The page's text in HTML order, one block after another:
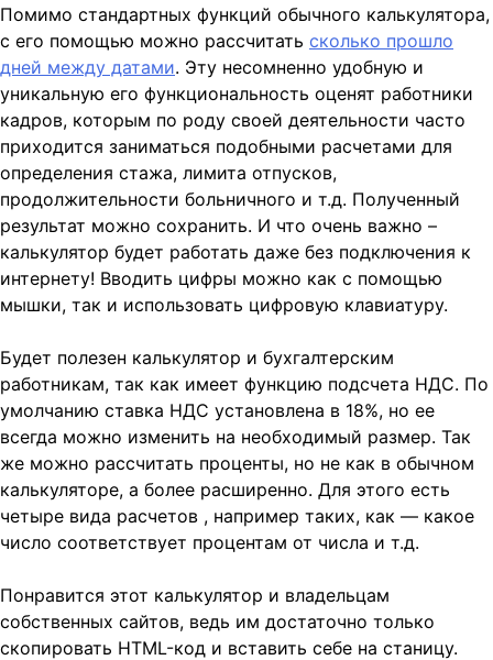
Помимо стандартных функций обычного калькулятора,
с его помощью можно рассчитать сколько прошло
дней между датами. Эту несомненно удобную и
уникальную его функциональность оценят работники
кадров, которым по роду своей деятельности часто
приходится заниматься подобными расчетами для
определения стажа, лимита отпусков,
продолжительности больничного и т.д. Полученный
результат можно сохранить. И что очень важно –
калькулятор будет работать даже без подключения к
интернету! Вводить цифры можно как с помощью
мышки, так и использовать цифровую клавиатуру.
Будет полезен калькулятор и бухгалтерским
работникам, так как имеет функцию подсчета НДС. По
умолчанию ставка НДС установлена в 18%, но ее
всегда можно изменить на необходимый размер. Так
же можно рассчитать проценты, но не как в обычном
калькуляторе, а более расширенно. Для этого есть
четыре вида расчетов , например таких, как — какое
число соответствует процентам от числа и т.д.
Понравится этот калькулятор и владельцам
собственных сайтов, ведь им достаточно только
скопировать HTML-код и вставить себе на станицу.